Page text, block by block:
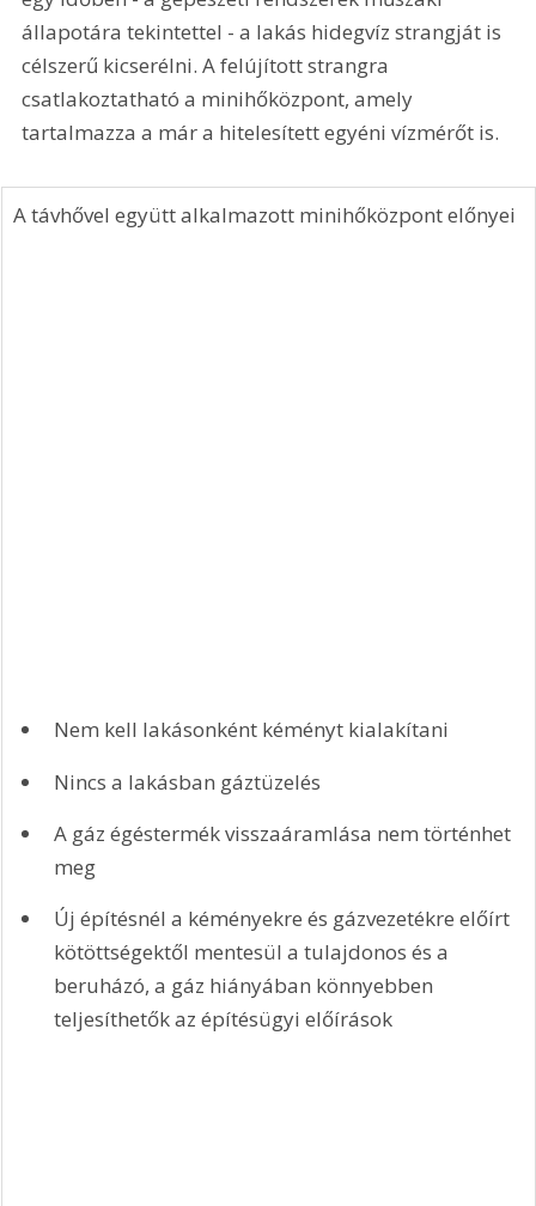
állapotára tekintettel - a lakás hidegvíz strangját is
célszerű kicserélni. A felújított strangra
csatlakoztatható a minihőközpont, amely
tartalmazza a már a hitelesített egyéni vízmérőt is.
A távhővel együtt alkalmazott minihőközpont előnyei
Nem kell lakásonként kéményt kialakítani
Nincs a lakásban gáztüzelés
A gáz égéstermék visszaáramlása nem történhet
meg
Új építésnél a kéményekre és gázvezetékre előírt
kötöttségektől mentesül a tulajdonos és a
beruházó, a gáz hiányában könnyebben
teljesíthetők az építésügyi előírások